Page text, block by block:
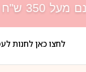
350 ש"ח
לחצו כאן לחנות